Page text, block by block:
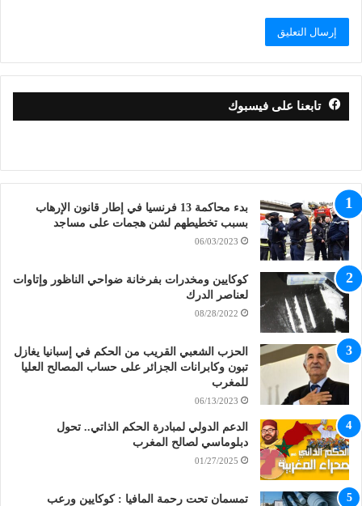
تابعنا على فيسبوك
بدء محاكمة 13 فرنسيا في إطار قانون الإرهاب
بسبب تخطيطهم لشن هجمات على مساجد
06/03/2023
كوكايين ومخدرات بفرخانة ضواحي الناظور وإتاوات
لعناصر الدرك
08/28/2022
الحزب الشعبي القريب من الحكم في إسبانيا يغازل
تبون وكابرانات الجزائر على حساب المصالح العليا
للمغرب
06/13/2023
الدعم الدولي لمبادرة الحكم الذاتي.. تحول
دبلوماسي لصالح المغرب
01/27/2025
تمسمان تحت رحمة المافيا : كوكايين ورعب